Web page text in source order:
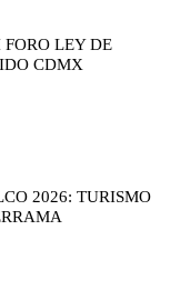
LEY DE
CDMX
2026: TURISMO